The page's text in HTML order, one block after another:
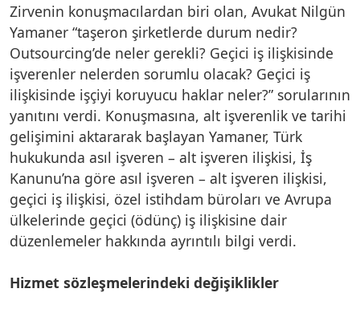
Zirvenin konuşmacılardan biri olan, Avukat Nilgün
Yamaner “taşeron şirketlerde durum nedir?
Outsourcing’de neler gerekli? Geçici iş ilişkisinde
işverenler nelerden sorumlu olacak? Geçici iş
ilişkisinde işçiyi koruyucu haklar neler?” sorularının
yanıtını verdi. Konuşmasına, alt işverenlik ve tarihi
gelişimini aktararak başlayan Yamaner, Türk
hukukunda asıl işveren – alt işveren ilişkisi, İş
Kanunu’na göre asıl işveren – alt işveren ilişkisi,
geçici iş ilişkisi, özel istihdam büroları ve Avrupa
ülkelerinde geçici (ödünç) iş ilişkisine dair
düzenlemeler hakkında ayrıntılı bilgi verdi.
Hizmet sözleşmelerindeki değişiklikler